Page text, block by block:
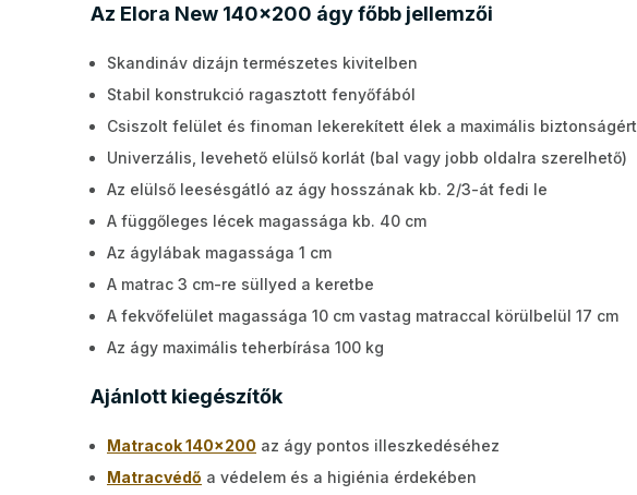
Az Elora New 140x200 ágy főbb jellemzői
Skandináv dizájn természetes kivitelben
Stabil konstrukció ragasztott fenyőfából
Csiszolt felület és finoman lekerekített élek a maximális biztonságért
Univerzális, levehető elülső korlát (bal vagy jobb oldalra szerelhető)
Az elülső leesésgátló az ágy hosszának kb. 2/3-át fedi le
A függőleges lécek magassága kb. 40 cm
Az ágylábak magassága 1 cm
A matrac 3 cm-re süllyed a keretbe
A fekvőfelület magassága 10 cm vastag matraccal körülbelül 17 cm
Az ágy maximális teherbírása 100 kg
Ajánlott kiegészítők
Matracok 140x200 az ágy pontos illeszkedéséhez
Matracvédő a védelem és a higiénia érdekében